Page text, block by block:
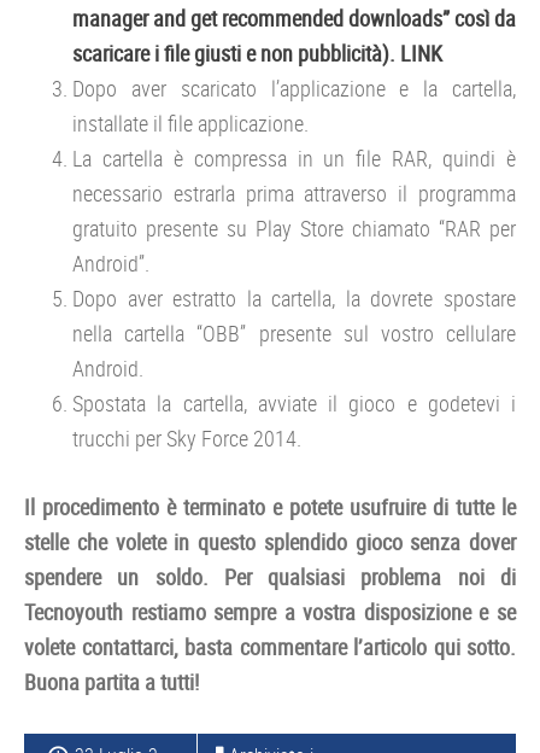
manager and get recommended downloads” così da
scaricare i file giusti e non pubblicità). LINK
Dopo aver scaricato l’applicazione e la cartella,
installate il file applicazione.
La cartella è compressa in un file RAR, quindi è
necessario estrarla prima attraverso il programma
gratuito presente su Play Store chiamato “RAR per
Android”.
Dopo aver estratto la cartella, la dovrete spostare
nella cartella “OBB” presente sul vostro cellulare
Android.
Spostata la cartella, avviate il gioco e godetevi i
trucchi per Sky Force 2014.
Il procedimento è terminato e potete usufruire di tutte le
stelle che volete in questo splendido gioco senza dover
spendere un soldo. Per qualsiasi problema noi di
Tecnoyouth restiamo sempre a vostra disposizione e se
volete contattarci, basta commentare l’articolo qui sotto.
Buona partita a tutti!